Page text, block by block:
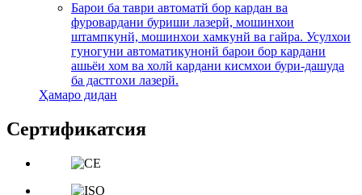
Барои ба таври автоматй бор кардан ва
фуровардани буриши лазерй, мошинхои
штампкунй, мошинхои хамкунй ва гайра. Усулхои
гуногуни автоматикунонй барои бор кардани
ашьёи хом ва холй кардани кисмхои бури-дашуда
ба дастгохи лазерй.
Ҳамаро дидан
Сертификатсия